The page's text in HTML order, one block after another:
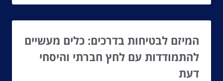
המיזם לבטיחות בדרכים: כלים מעשיים
להתמודדות עם לחץ חברתי והיסחי
דעת